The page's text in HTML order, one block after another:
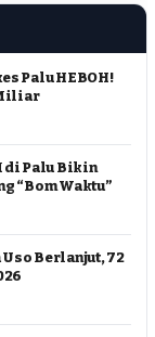
Palu HEBOH!
di Palu Bikin
“Bom Waktu”
Uso Berlanjut, 72